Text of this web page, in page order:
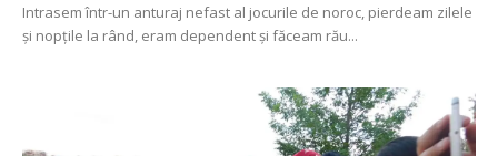
Intrasem într-un anturaj nefast al jocurile de noroc, pierdeam zilele
și nopțile la rând, eram dependent și făceam rău...